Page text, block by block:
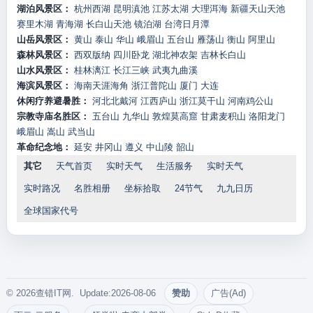
湖泊风景区： 杭州西湖 昆明滇池 江苏太湖 大理洱海 新疆天山天池
赛里木湖 青海湖 长白山天池 镜泊湖 台湾日月潭
山岳风景区： 黄山 泰山 华山 峨眉山 五台山 雁荡山 衡山 阿里山
森林风景区： 西双版纳 四川卧龙 湖北神农架 吉林长白山
山水风景区： 桂林漓江 长江三峡 武夷九曲溪
海滨风景区： 海南天涯海角 浙江普陀山 厦门 大连
休闲疗养避暑胜： 河北北戴河 江西庐山 浙江莫干山 河南鸡公山
宗教寺庙名胜区： 五台山 九华山 敦煌莫高窟 甘肃麦积山 洛阳龙门
峨眉山 嵩山 武当山
革命纪念地： 延安 井冈山 遵义 中山陵 韶山
其它
天气首页 实时天气 生活服务 实时天气
实时路况 名胜相册 坐标拾取 24节气 九九日历
全球国家代号
© 2026查错IT网. Update:2026-08-06 赞助 广告(Ad)